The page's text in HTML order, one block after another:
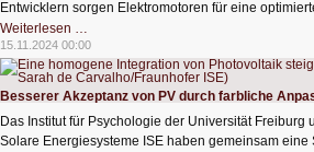
Entwicklern sorgen Elektromotoren für eine
Weiterlesen …
Triebwerk
für
umweltneutrales
Fliegen
15.11.2024 00:00
Besserer Akzeptanz von PV durch farbliche
Das Institut für Psychologie der Universität Freiburg
Solare Energiesysteme ISE haben gemeinsam eine